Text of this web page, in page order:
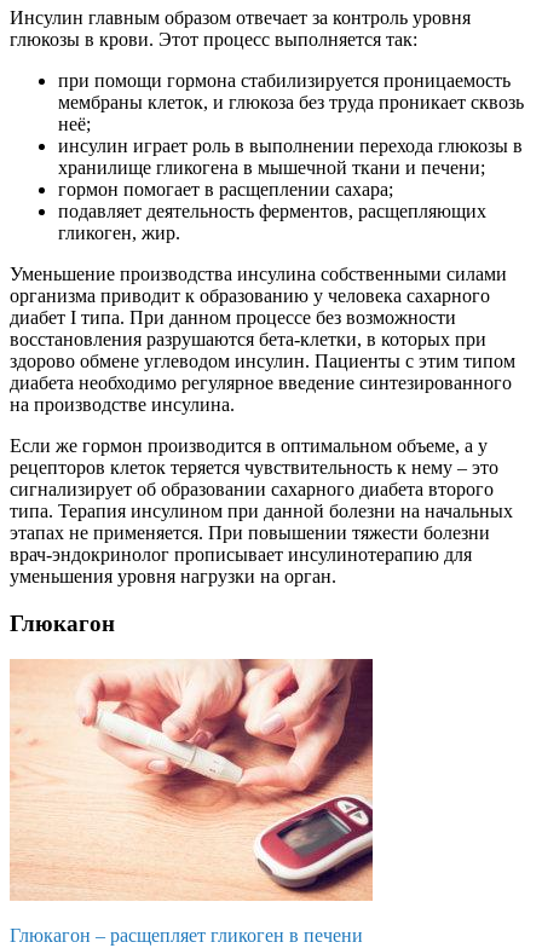
Инсулин главным образом отвечает за контроль уровня
глюкозы в крови. Этот процесс выполняется так:
при помощи гормона стабилизируется проницаемость
мембраны клеток, и глюкоза без труда проникает сквозь
неё;
инсулин играет роль в выполнении перехода глюкозы в
хранилище гликогена в мышечной ткани и печени;
гормон помогает в расщеплении сахара;
подавляет деятельность ферментов, расщепляющих
гликоген, жир.
Уменьшение производства инсулина собственными силами
организма приводит к образованию у человека сахарного
диабет I типа. При данном процессе без возможности
восстановления разрушаются бета-клетки, в которых при
здорово обмене углеводом инсулин. Пациенты с этим типом
диабета необходимо регулярное введение синтезированного
на производстве инсулина.
Если же гормон производится в оптимальном объеме, а у
рецепторов клеток теряется чувствительность к нему – это
сигнализирует об образовании сахарного диабета второго
типа. Терапия инсулином при данной болезни на начальных
этапах не применяется. При повышении тяжести болезни
врач-эндокринолог прописывает инсулинотерапию для
уменьшения уровня нагрузки на орган.
Глюкагон
Глюкагон – расщепляет гликоген в печени